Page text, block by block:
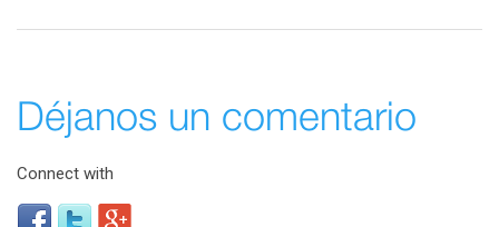
Déjanos un comentario
Connect with